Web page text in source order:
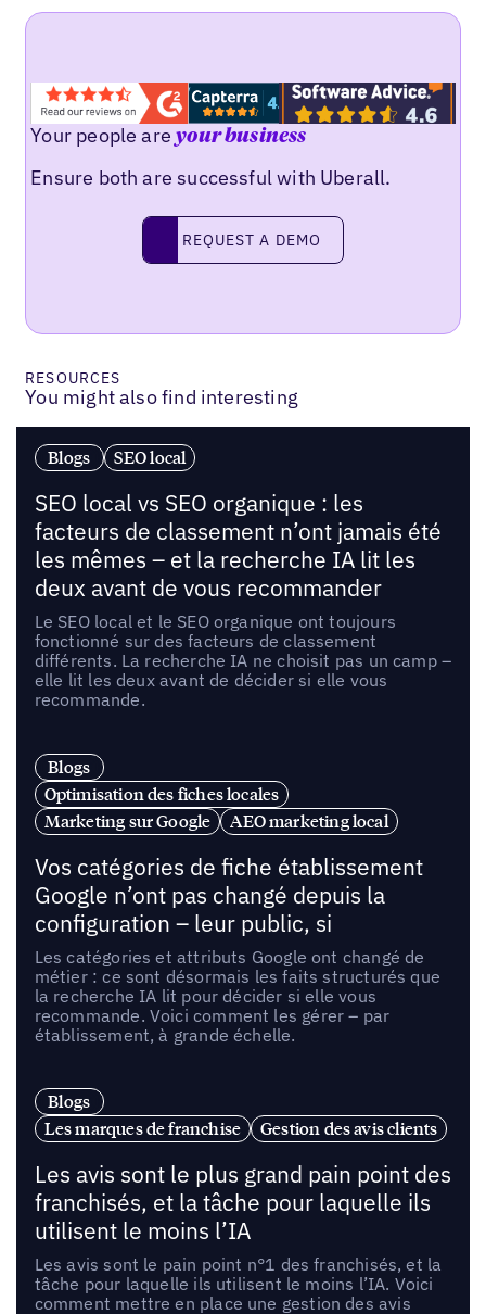
Your people areyour business
Ensure both are successful with Uberall.
Request a demo
REQUEST A DEMO
RESOURCES
You might also find interesting
Blogs SEO local
SEO local vs SEO organique : les
facteurs de classement n’ont jamais été
les mêmes – et la recherche IA lit les
deux avant de vous recommander
Le SEO local et le SEO organique ont toujours
fonctionné sur des facteurs de classement
différents. La recherche IA ne choisit pas un camp –
elle lit les deux avant de décider si elle vous
recommande.
Blogs
Optimisation des fiches locales
Marketing sur Google
AEO marketing local
Vos catégories de fiche établissement
Google n’ont pas changé depuis la
configuration – leur public, si
Les catégories et attributs Google ont changé de
métier : ce sont désormais les faits structurés que
la recherche IA lit pour décider si elle vous
recommande. Voici comment les gérer – par
établissement, à grande échelle.
Blogs
Les marques de franchise
Gestion des avis clients
Les avis sont le plus grand pain point des
franchisés, et la tâche pour laquelle ils
utilisent le moins l’IA
Les avis sont le pain point n°1 des franchisés, et la
tâche pour laquelle ils utilisent le moins l’IA. Voici
comment mettre en place une gestion des avis